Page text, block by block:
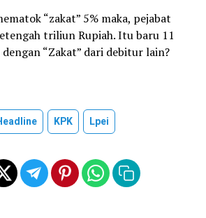
“zakat” 5% maka, pejabat
triliun Rupiah. Itu baru 11
“Zakat” dari debitur lain?
KPK Lpei